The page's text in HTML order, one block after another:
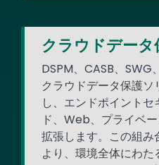
クラウドデータ
DSPM、CASB、
クラウドデータ保護
し、エンドポイント
ド、Web、プライベ
拡張します。この組
より、環境全体にわ